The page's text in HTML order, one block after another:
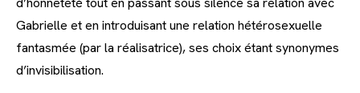
Gabrielle et en introduisant une relation hétérosexuelle
fantasmée (par la réalisatrice), ses choix étant synonymes
d’invisibilisation.